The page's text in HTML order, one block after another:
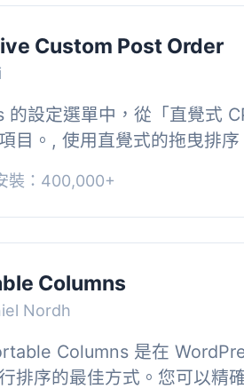
Custom Post Order
的設定選單中，從「直覺式
目。, 使用直覺式的拖曳排
裝：400,000+
Columns
Nordh
Columns 是在
排序的最佳方式。您可以精